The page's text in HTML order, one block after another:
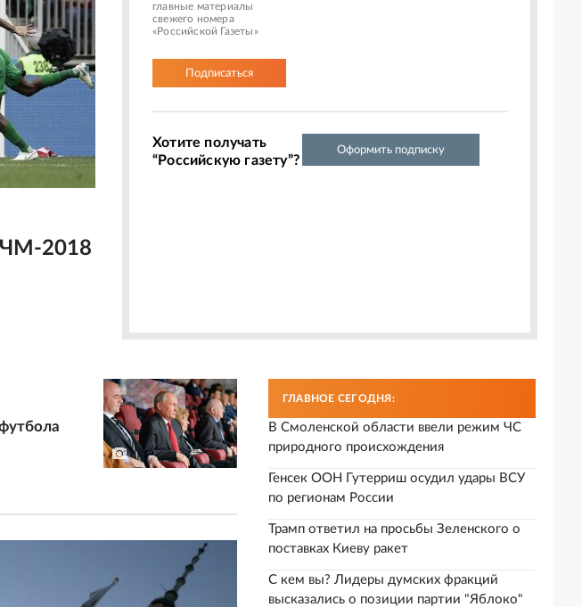
ЧМ-2018
главные материалы
свежего номера
«Российской Газеты»
Подписаться
Хотите получать
“Российскую газету”?
Оформить подписку
ГЛАВНОЕ СЕГОДНЯ:
В Смоленской области ввели режим ЧС
природного происхождения
Генсек ООН Гутерриш осудил удары ВСУ
по регионам России
Трамп ответил на просьбы Зеленского о
поставках Киеву ракет
С кем вы? Лидеры думских фракций
высказались о позиции партии "Яблоко"